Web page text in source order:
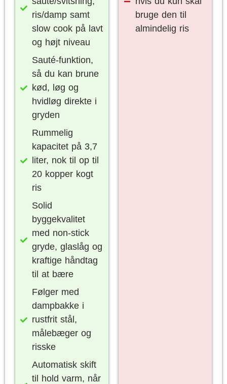
ris/damp samt
slow cook på lavt
og højt niveau
Sauté-funktion,
så du kan brune
kød, løg og
hvidløg direkte i
gryden
Rummelig
kapacitet på 3,7
liter, nok til op til
20 kopper kogt
ris
Solid
byggekvalitet
med non-stick
gryde, glaslåg og
kraftige håndtag
til at bære
Følger med
dampbakke i
rustfrit stål,
målebæger og
risske
Automatisk skift
til hold varm, når
bruge den til
almindelig ris